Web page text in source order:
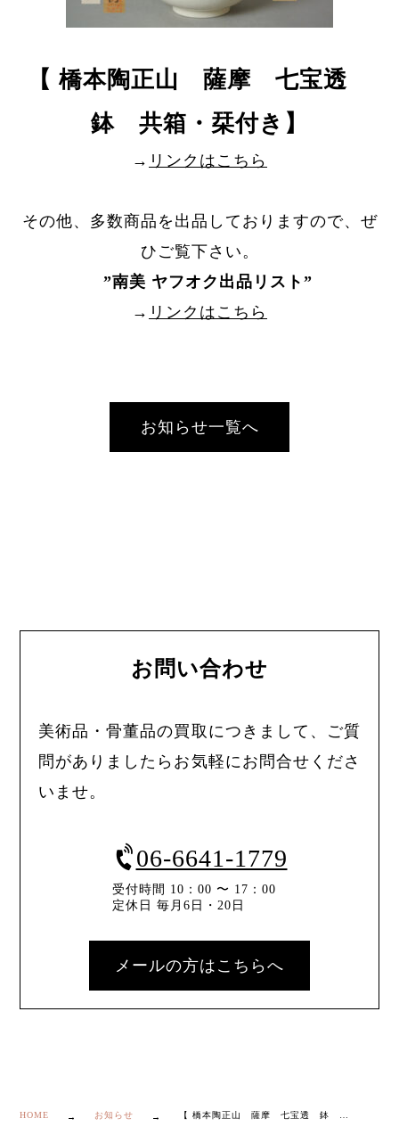
【 橋本陶正山 薩摩 七宝透
鉢 共箱・栞付き】
→ リンクはこちら
その他、多数商品を出品しておりますので、ぜ
ひご覧下さい。
”南美 ヤフオク出品リスト ”
→ リンクはこちら
お知らせ一覧へ
お問い合わせ
美術品・骨董品の買取につきまして、ご質
問がありましたらお気軽にお問合せくださ
いませ。
06-6641-1779
受付時間 10：00 〜 17：00
定休日 毎月6日・20日
メールの方はこちらへ
HOME お知らせ